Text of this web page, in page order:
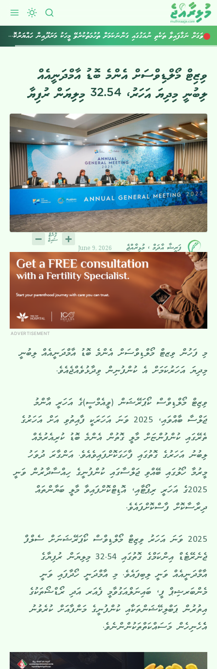
ރާއްޖެ އެތެރެކުރަން އުޅުނު 800 ވޭޕް ކާޓްރިޖް އަތުލައިގެންފި ވަގަށް ނަގާފައިވާ ތަކެތި ނުއަގުގައި ގަންނަކަމަށް ތުހުމަތުކުރެވޭ މީހަކު މަރަދޫއިން ހައްޔަރުކޮށްފި
ވިޒިޓް މޯލްޑިވްސަށް އެންމެ ބޮޑު އާމްދަނީއެއް
ލިބުނީ މިދިޔަ އަހަރު، 32.54 މިލިޔަން ރުފިޔާ
ފަރީޝާ އާދަމް ، މުޅިރާއްޖެ June 9, 2026
ADVERTISEMENT
މި ފަހުން ވިޒޓް މޯލްޑިވްސަށް އެންމެ ބޮޑު އާމްދަނީއެއް ލިބުނީ
މިދިޔަ އަހަރުކަމަށް އެ ކުންފުނިން ވިދާޅުވެއްޖެއެވެ.
ވިޒިޓް މޯލްޑިވްސް ކޯޕަރޭޝަން (ވީއެމްސީ)ގެ އަހަރީ އާންމު
ޖަލްސާ ބާއްވައި، 2025 ވަނަ އަހަރަކީ ފާއިތުވި އަށް އަހަރުގެ
ތެރޭގައި ކުންފުންޏަށް މާލީ ގޮތުން އެންމެ ބޮޑު ކުރިއެރުމެއް
ލިބުނު އަހަރުގެ ގޮތުގައި ފާހަގަކޮށްފައިވެއެވެ. އަންގާރަ ދުވަހު
މީރުމާ ހޯލުގައި ބޭއްވި ޖަލްސާގައި ކުންފުނީގެ ހިއްސާދާރުން ވަނީ
2025ގެ އަހަރީ ރިޕޯޓާއި، އޮޑިޓްކޮށްފައިވާ މާލީ ބަޔާންތައް
ދިރާސާކޮށް ފާސްކޮށްފައެވެ.
2025 ވަނަ އަހަރު ވިޒިޓް މޯލްޑިވްސް ކޯޕަރޭޝަނަށް ސެލްފް
ޖެނެރޭޓެޑް އިންކަމްގެ ގޮތުގައި 32.54 މިލިޔަން ރުފިޔާގެ
އާމްދަނީއެއް ވަނީ ލިބިފައެވެ. މި އާމްދަނީ ހޯދާފައި ވަނީ
މެންބަރޝިޕް ފީ، ބައިނަލްއަގުވާމީ ފެއަރ އަދި ރޯޑްޝޯތަކުގެ
އިތުރުން ޕަބްލިކޭޝަންތަކާއި ކުންފުނީގެ މަންފާއަށް ކުރެވުނު
އެެހެނިހެން މަސައްކަތްތަކުންންނެވެ.